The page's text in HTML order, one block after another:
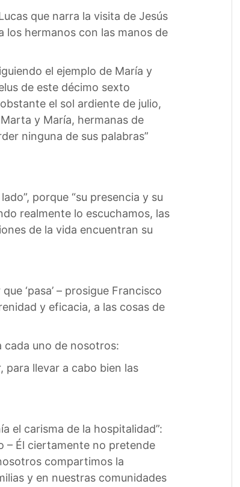
que narra la visita de Jesús
los hermanos con las manos de
el ejemplo de María y
de este décimo sexto
el sol ardiente de julio,
y María, hermanas de
ninguna de sus palabras”
porque “su presencia y su
realmente lo escuchamos, las
de la vida encuentran su
‘pasa’ – prosigue Francisco
y eficacia, a las cosas de
cada uno de nosotros:
para llevar a cabo bien las
el carisma de la hospitalidad”:
– Él ciertamente no pretende
compartimos la
y en nuestras comunidades